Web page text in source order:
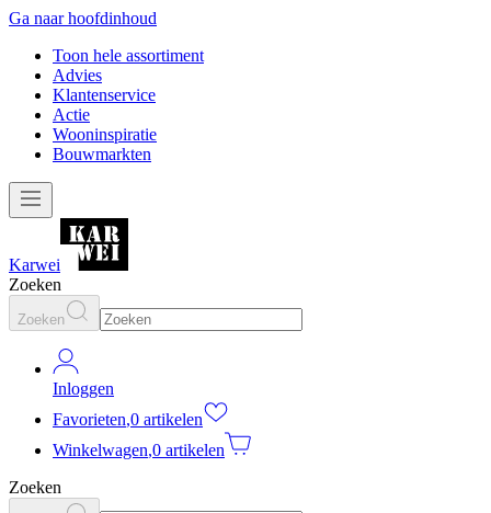
Ga naar hoofdinhoud
Toon hele assortiment
Advies
Klantenservice
Actie
Wooninspiratie
Bouwmarkten
Karwei
Zoeken
Zoeken
Inloggen
Favorieten,0 artikelen
Winkelwagen,0 artikelen
Zoeken